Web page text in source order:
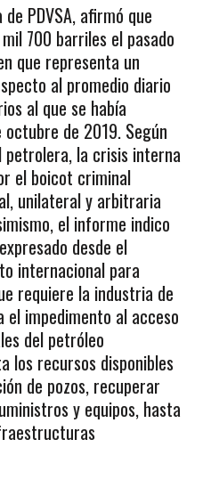
PDVSA, afirmó que
700 barriles el pasado
que representa un
al promedio diario
al que se había
de 2019. Según
la crisis interna
el boicot criminal
unilateral y arbitraria
el informe indico
desde el
internacional para
requiere la industria de
impedimento al acceso
del petróleo
los recursos disponibles
de pozos, recuperar
y equipos, hasta